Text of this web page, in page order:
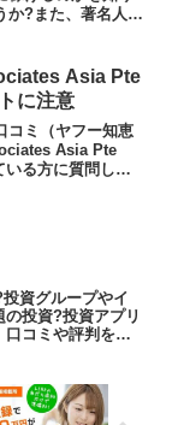
か?また、著名人の
Asia Pte
に注意
コミ（ヤフー知恵
Asia Pte
いる方に質問しま
資グループやイ
投資?投資アプリ
コミや評判を調